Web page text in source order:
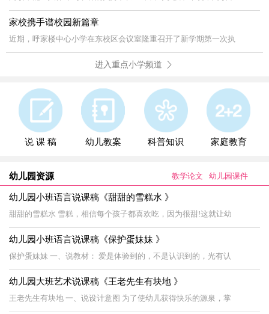
家校携手谱校园新篇章
近期，呼家楼中心小学在东校区会议室隆重召开了新学期第一次执
进入重点小学频道
说 课 稿 幼儿教案 科普知识 家庭教育
幼儿园资源 教学论文 幼儿园课件
幼儿园小班语言说课稿《甜甜的雪糕水 》
甜甜的雪糕水 雪糕，相信每个孩子都喜欢吃，因为很甜!这就让幼
幼儿园小班语言说课稿《保护蛋妹妹 》
保护蛋妹妹 一、说教材： 爱是体验到的，不是认识到的，光有认
幼儿园大班艺术说课稿《王老先生有块地 》
王老先生有块地 一、说设计意图 为了使幼儿获得快乐的源泉，掌